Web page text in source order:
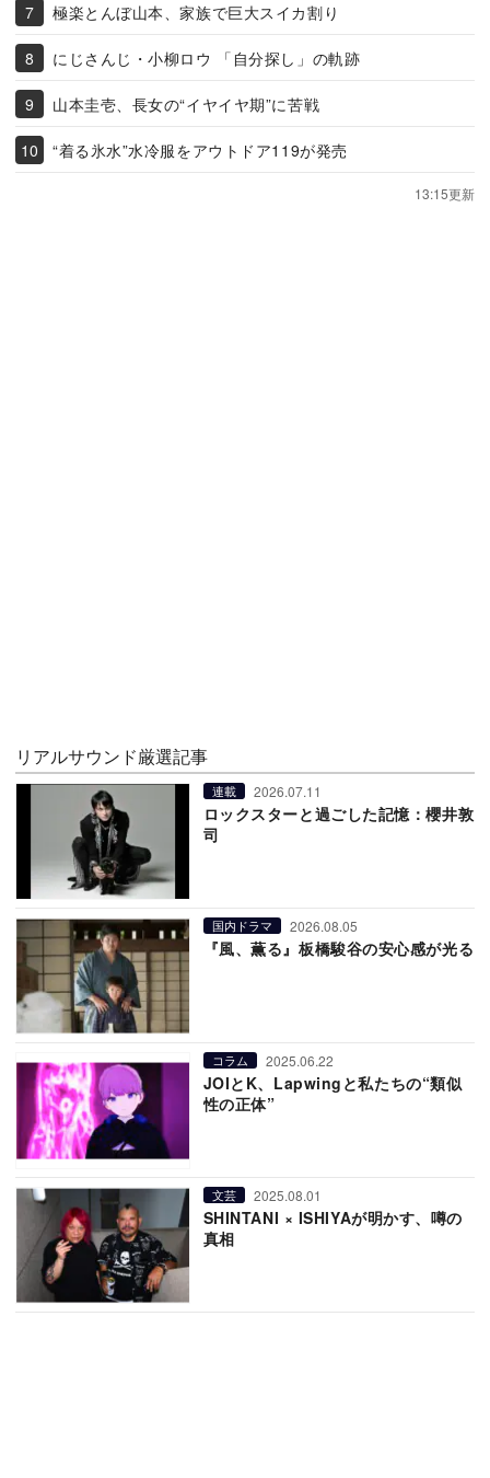
極楽とんぼ山本、家族で巨大スイカ割り
にじさんじ・小柳ロウ 「自分探し」の軌跡
山本圭壱、長女の“イヤイヤ期”に苦戦
“着る氷水”水冷服をアウトドア119が発売
13:15更新
リアルサウンド厳選記事
連載 2026.07.11
ロックスターと過ごした記憶：櫻井敦
司
国内ドラマ 2026.08.05
『風、薫る』板橋駿谷の安心感が光る
コラム 2025.06.22
JOIとK、Lapwingと私たちの“類似
性の正体”
文芸 2025.08.01
SHINTANI × ISHIYAが明かす、噂の
真相